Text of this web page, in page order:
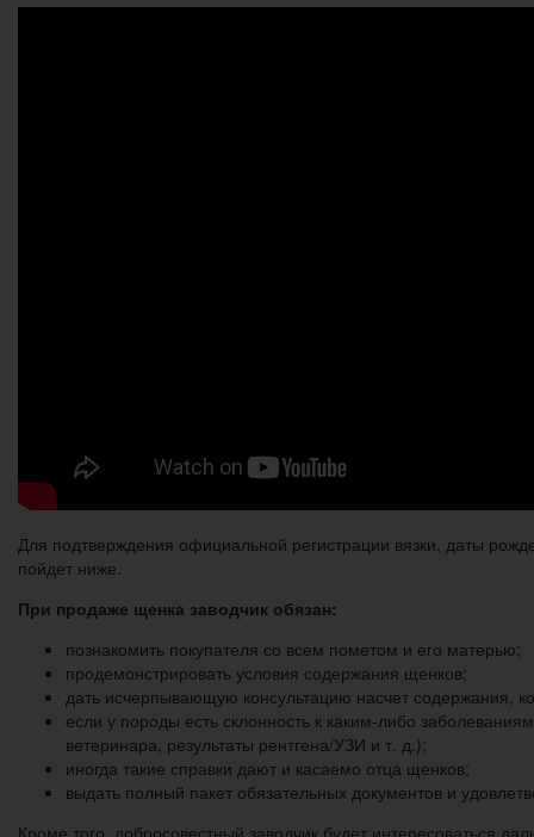
Для подтверждения официальной регистрации вязки, даты
пойдет ниже.
При продаже щенка заводчик обязан:
познакомить покупателя со всем пометом и его матерью;
продемонстрировать условия содержания щенков;
дать исчерпывающую консультацию насчет содержания,
если у породы есть склонность к каким-либо
ветеринара, результаты рентгена/УЗИ и т. д.);
иногда такие справки дают и касаемо отца щенков;
выдать полный пакет обязательных документов и